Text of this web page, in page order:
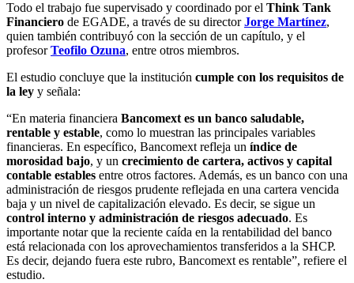
Todo el trabajo fue supervisado y coordinado por el Think Tank
Financiero de EGADE, a través de su directorJorge Martínez,
quien también contribuyó con la sección de un capítulo, y el
profesorTeofilo Ozuna, entre otros miembros.
El estudio concluye que la institución cumple con los requisitos de
la ley y señala:
“En materia financiera Bancomext es un banco saludable,
rentable y estable, como lo muestran las principales variables
financieras. En específico, Bancomext refleja un índice de
morosidad bajo, y un crecimiento de cartera, activos y capital
contable estables entre otros factores. Además, es un banco con una
administración de riesgos prudente reflejada en una cartera vencida
baja y un nivel de capitalización elevado. Es decir, se sigue un
control interno y administración de riesgos adecuado. Es
importante notar que la reciente caída en la rentabilidad del banco
está relacionada con los aprovechamientos transferidos a la SHCP.
Es decir, dejando fuera este rubro, Bancomext es rentable”, refiere el
estudio.